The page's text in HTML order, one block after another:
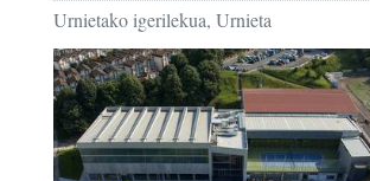
Urnietako igerilekua, Urnieta